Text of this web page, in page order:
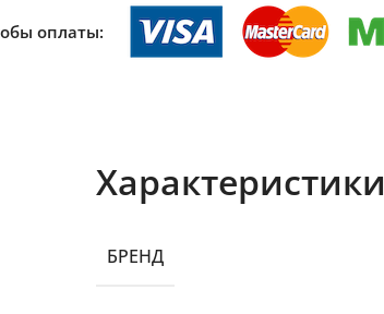
оплаты:
Характеристики
БРЕНД